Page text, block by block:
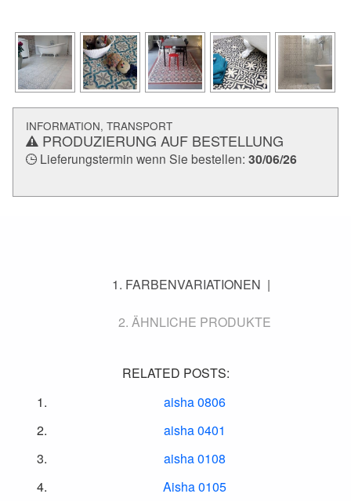
INFORMATION, TRANSPORT
PRODUZIERUNG AUF BESTELLUNG
Lieferungstermin wenn Sie bestellen: 30/06/26
FARBENVARIATIONEN
ÄHNLICHE PRODUKTE
RELATED POSTS:
aisha 0806
aisha 0401
aisha 0108
Aisha 0105